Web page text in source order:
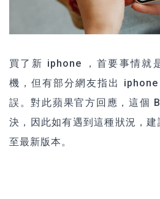
買了新 iphone ，首要事情就
機，但有部分網友指出
誤。對此蘋果官方回應，這個
決，因此如有遇到這種狀況，
至最新版本。